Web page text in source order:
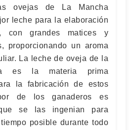
ovejas de La Mancha
leche para la elaboración
con grandes matices y
proporcionando un aroma
La leche de oveja de la
es la materia prima
la fabricación de estos
de los ganaderos es
se las ingenian para
posible durante todo